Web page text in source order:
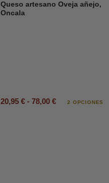
Queso artesano Oveja añejo,
Oncala
20,95 € - 78,00 € 2 OPCIONES